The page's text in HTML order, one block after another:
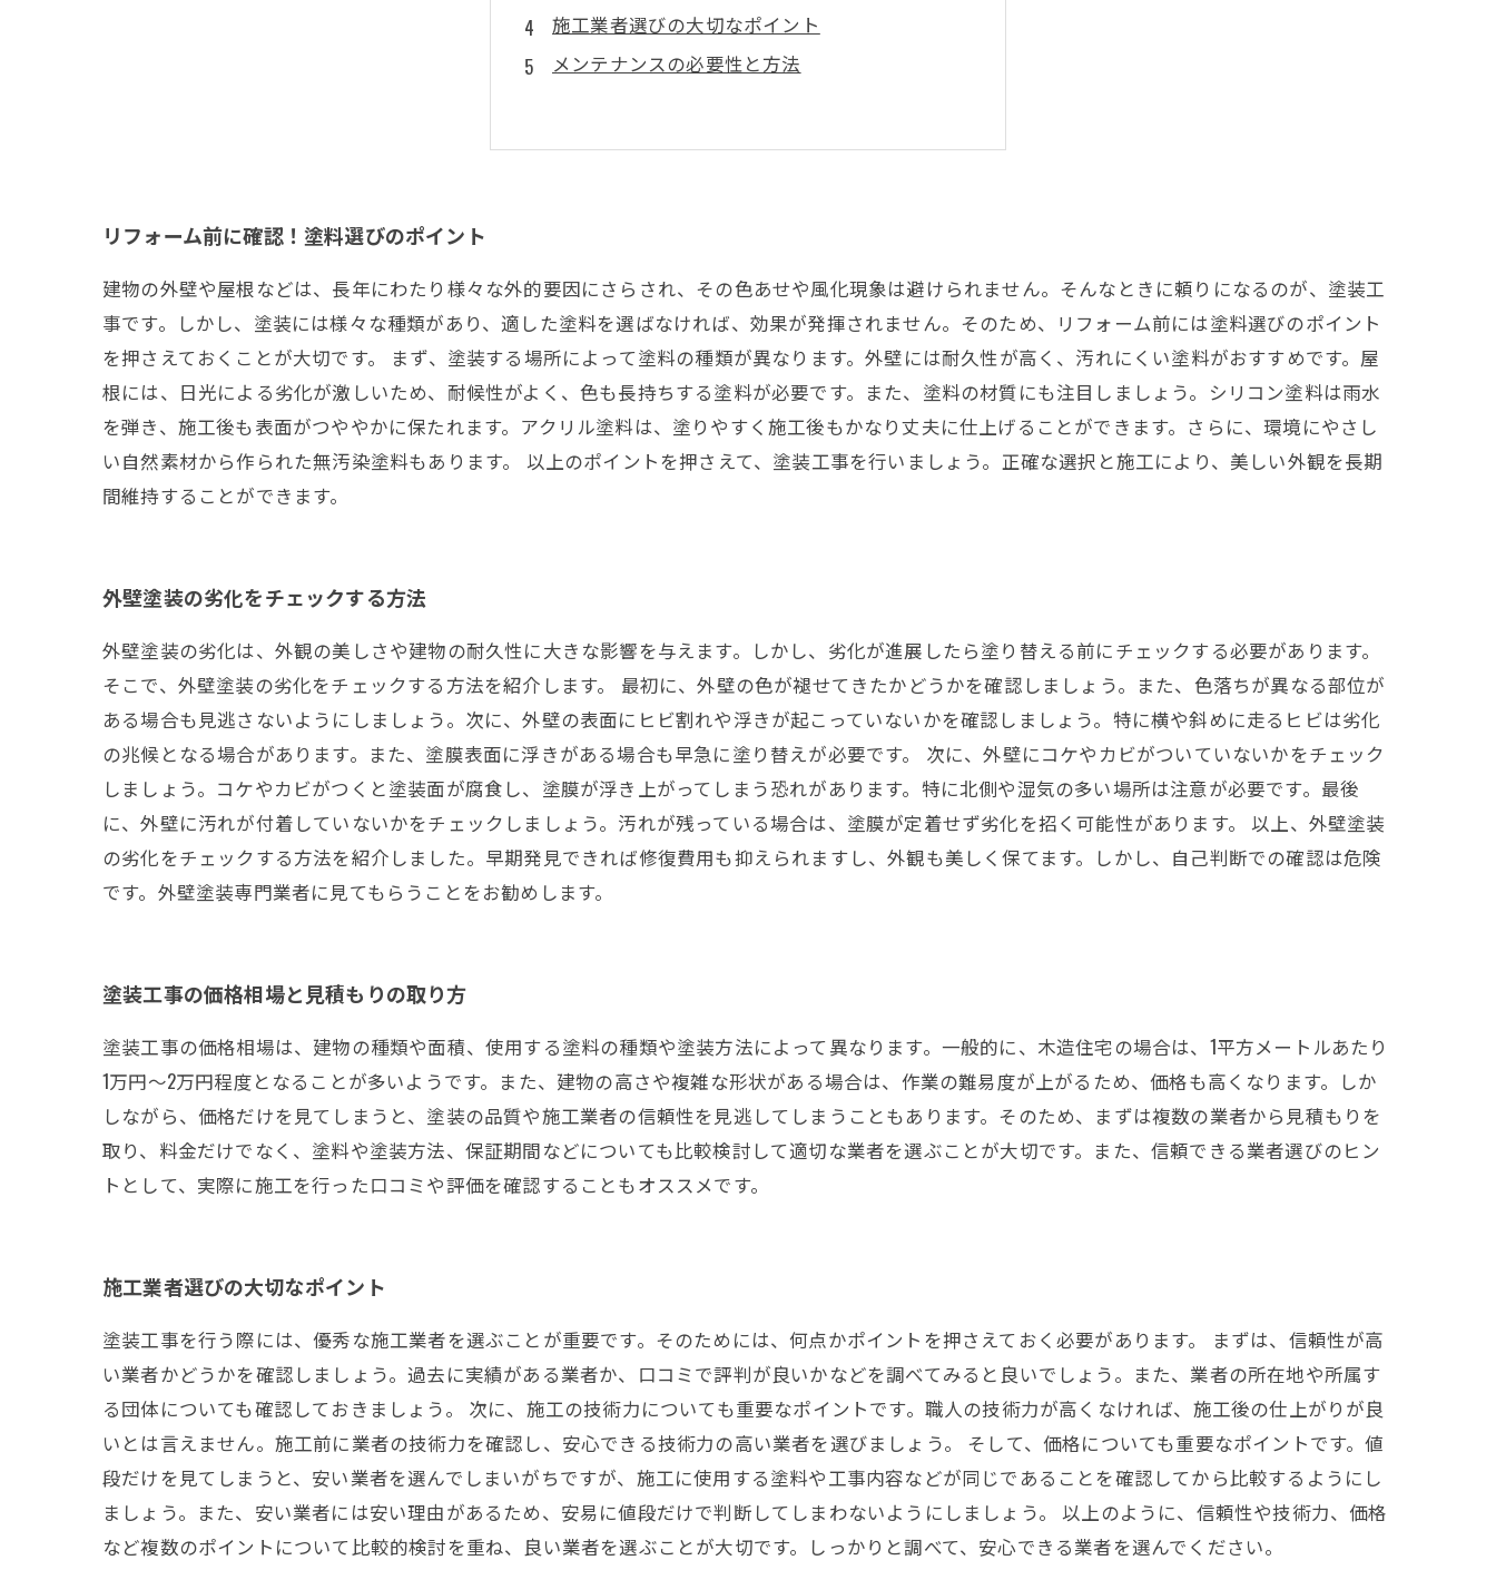
施工業者選びの大切なポイント
メンテナンスの必要性と方法
リフォーム前に確認！塗料選びのポイント
建物の外壁や屋根などは、長年にわたり様々な外的要因にさらされ、その色あせや風化現象は避けられません。そんなときに頼りになるのが、塗装工
事です。しかし、塗装には様々な種類があり、適した塗料を選ばなければ、効果が発揮されません。そのため、リフォーム前には塗料選びのポイント
を押さえておくことが大切です。 まず、塗装する場所によって塗料の種類が異なります。外壁には耐久性が高く、汚れにくい塗料がおすすめです。屋
根には、日光による劣化が激しいため、耐候性がよく、色も長持ちする塗料が必要です。また、塗料の材質にも注目しましょう。シリコン塗料は雨水
を弾き、施工後も表面がつややかに保たれます。アクリル塗料は、塗りやすく施工後もかなり丈夫に仕上げることができます。さらに、環境にやさし
い自然素材から作られた無汚染塗料もあります。 以上のポイントを押さえて、塗装工事を行いましょう。正確な選択と施工により、美しい外観を長期
間維持することができます。
外壁塗装の劣化をチェックする方法
外壁塗装の劣化は、外観の美しさや建物の耐久性に大きな影響を与えます。しかし、劣化が進展したら塗り替える前にチェックする必要があります。
そこで、外壁塗装の劣化をチェックする方法を紹介します。 最初に、外壁の色が褪せてきたかどうかを確認しましょう。また、色落ちが異なる部位が
ある場合も見逃さないようにしましょう。次に、外壁の表面にヒビ割れや浮きが起こっていないかを確認しましょう。特に横や斜めに走るヒビは劣化
の兆候となる場合があります。また、塗膜表面に浮きがある場合も早急に塗り替えが必要です。 次に、外壁にコケやカビがついていないかをチェック
しましょう。コケやカビがつくと塗装面が腐食し、塗膜が浮き上がってしまう恐れがあります。特に北側や湿気の多い場所は注意が必要です。最後
に、外壁に汚れが付着していないかをチェックしましょう。汚れが残っている場合は、塗膜が定着せず劣化を招く可能性があります。 以上、外壁塗装
の劣化をチェックする方法を紹介しました。早期発見できれば修復費用も抑えられますし、外観も美しく保てます。しかし、自己判断での確認は危険
です。外壁塗装専門業者に見てもらうことをお勧めします。
塗装工事の価格相場と見積もりの取り方
塗装工事の価格相場は、建物の種類や面積、使用する塗料の種類や塗装方法によって異なります。一般的に、木造住宅の場合は、1平方メートルあたり
1万円～2万円程度となることが多いようです。また、建物の高さや複雑な形状がある場合は、作業の難易度が上がるため、価格も高くなります。しか
しながら、価格だけを見てしまうと、塗装の品質や施工業者の信頼性を見逃してしまうこともあります。そのため、まずは複数の業者から見積もりを
取り、料金だけでなく、塗料や塗装方法、保証期間などについても比較検討して適切な業者を選ぶことが大切です。また、信頼できる業者選びのヒン
トとして、実際に施工を行った口コミや評価を確認することもオススメです。
施工業者選びの大切なポイント
塗装工事を行う際には、優秀な施工業者を選ぶことが重要です。そのためには、何点かポイントを押さえておく必要があります。 まずは、信頼性が高
い業者かどうかを確認しましょう。過去に実績がある業者か、口コミで評判が良いかなどを調べてみると良いでしょう。また、業者の所在地や所属す
る団体についても確認しておきましょう。 次に、施工の技術力についても重要なポイントです。職人の技術力が高くなければ、施工後の仕上がりが良
いとは言えません。施工前に業者の技術力を確認し、安心できる技術力の高い業者を選びましょう。 そして、価格についても重要なポイントです。値
段だけを見てしまうと、安い業者を選んでしまいがちですが、施工に使用する塗料や工事内容などが同じであることを確認してから比較するようにし
ましょう。また、安い業者には安い理由があるため、安易に値段だけで判断してしまわないようにしましょう。 以上のように、信頼性や技術力、価格
など複数のポイントについて比較的検討を重ね、良い業者を選ぶことが大切です。しっかりと調べて、安心できる業者を選んでください。